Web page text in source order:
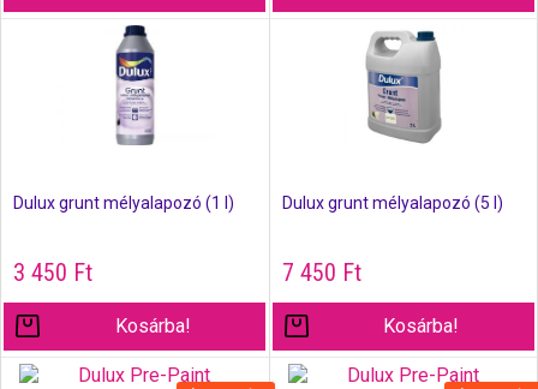
Dulux grunt mélyalapozó (1 l)
3 450 Ft
Kosárba!
Dulux grunt mélyalapozó (5 l)
7 450 Ft
Kosárba!